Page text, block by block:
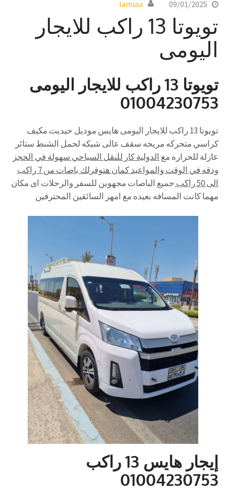
09/01/2025
lamiaa
تويوتا 13 راكب للايجار
اليومى
تويوتا 13 راكب للايجار اليومى
01004230753
تويوتا 13 راكب للايجار اليومى هايس موديل حيديث مكيف
كراسي متحركه مريحه سقف عالى شبكه لحمل الشنط ستائر
عازلة للحراره مع الدولية كار للنقل السياحي سهولة في الحجز
ودقه في الوقت والمواعيد كمان هتوفرلك باصات من 7 راكب
الى 50 راكب
جميع الباصات مجهوين للسفر والرحلات اى مكان
مهما كانت المسافه بعيده مع امهر السائقين المحترفين
إيجار هايس 13 راكب
01004230753